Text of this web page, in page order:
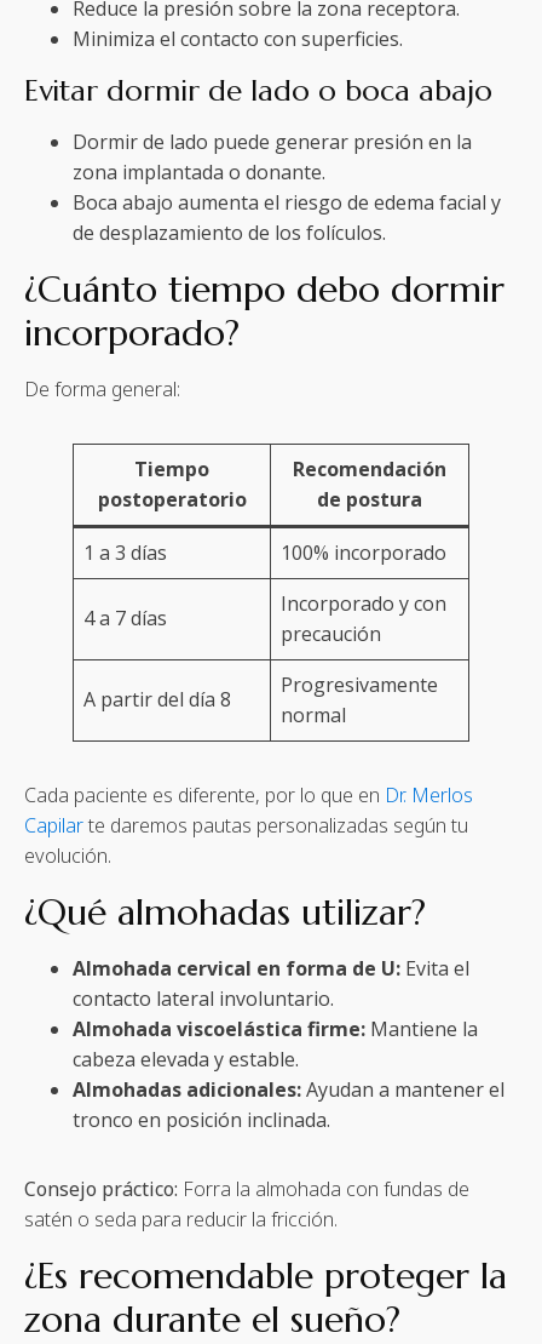
Reduce la presión sobre la zona receptora.
Minimiza el contacto con superficies.
Evitar dormir de lado o boca abajo
Dormir de lado puede generar presión en la
zona implantada o donante.
Boca abajo aumenta el riesgo de edema facial y
de desplazamiento de los folículos.
¿Cuánto tiempo debo dormir
incorporado?
De forma general:
Tiempo
postoperatorio
Recomendación
de postura
1 a 3 días
100% incorporado
4 a 7 días
Incorporado y con
precaución
A partir del día 8
Progresivamente
normal
Cada paciente es diferente, por lo que en Dr. Merlos
Capilarte daremos pautas personalizadas según tu
evolución.
¿Qué almohadas utilizar?
Almohada cervical en forma de U: Evita el
contacto lateral involuntario.
Almohada viscoelástica firme: Mantiene la
cabeza elevada y estable.
Almohadas adicionales:Ayudan a mantener el
tronco en posición inclinada.
Consejo práctico: Forra la almohada con fundas de
satén o seda para reducir la fricción.
¿Es recomendable proteger la
zona durante el sueño?